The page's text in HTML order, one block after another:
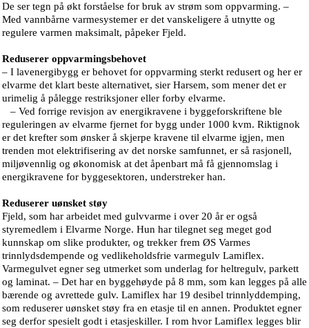
De ser tegn på økt forståelse for bruk av strøm som oppvarming. –
Med vannbårne varmesystemer er det vanskeligere å utnytte og
regulere varmen maksimalt, påpeker Fjeld.
Reduserer oppvarmingsbehovet
– I lavenergibygg er behovet for oppvarming sterkt redusert og her er
elvarme det klart beste alternativet, sier Harsem, som mener det er
urimelig å pålegge restriksjoner eller forby elvarme.
– Ved forrige revisjon av energikravene i byggeforskriftene ble
reguleringen av elvarme fjernet for bygg under 1000 kvm. Riktignok
er det krefter som ønsker å skjerpe kravene til elvarme igjen, men
trenden mot elektrifisering av det norske samfunnet, er så rasjonell,
miljøvennlig og økonomisk at det åpenbart må få gjennomslag i
energikravene for byggesektoren, understreker han.
Reduserer uønsket støy
Fjeld, som har arbeidet med gulvvarme i over 20 år er også
styremedlem i Elvarme Norge. Hun har tilegnet seg meget god
kunnskap om slike produkter, og trekker frem ØS Varmes
trinnlydsdempende og vedlikeholdsfrie varmegulv Lamiflex.
Varmegulvet egner seg utmerket som underlag for heltregulv, parkett
og laminat. – Det har en byggehøyde på 8 mm, som kan legges på alle
bærende og avrettede gulv. Lamiflex har 19 desibel trinnlyddemping,
som reduserer uønsket støy fra en etasje til en annen. Produktet egner
seg derfor spesielt godt i etasjeskiller. I rom hvor Lamiflex legges blir